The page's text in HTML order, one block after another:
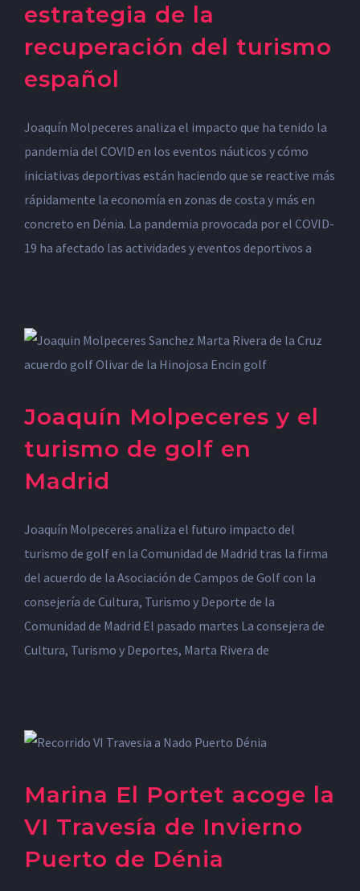
estrategia de la
recuperación del turismo
español
Joaquín Molpeceres analiza el impacto que ha tenido la
pandemia del COVID en los eventos náuticos y cómo
iniciativas deportivas están haciendo que se reactive más
rápidamente la economía en zonas de costa y más en
concreto en Dénia. La pandemia provocada por el COVID-
19 ha afectado las actividades y eventos deportivos a
Joaquín Molpeceres y el
turismo de golf en
Madrid
Joaquín Molpeceres analiza el futuro impacto del
turismo de golf en la Comunidad de Madrid tras la firma
del acuerdo de la Asociación de Campos de Golf con la
consejería de Cultura, Turismo y Deporte de la
Comunidad de Madrid El pasado martes La consejera de
Cultura, Turismo y Deportes, Marta Rivera de
Marina El Portet acoge la
VI Travesía de Invierno
Puerto de Dénia